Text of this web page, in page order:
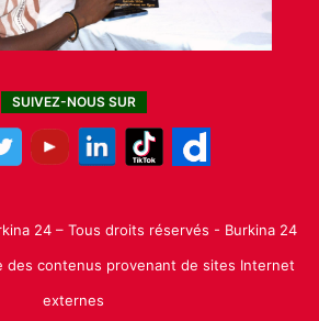
SUIVEZ-NOUS SUR
24 – Tous droits réservés - Burkina 24
des contenus provenant de sites Internet
externes